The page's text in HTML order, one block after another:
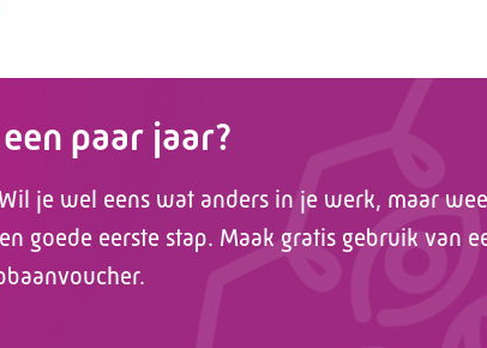
paar jaar?
je wel eens wat anders in je werk, maar
goede eerste stap. Maak gratis gebruik van